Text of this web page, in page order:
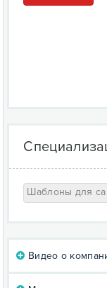
Шаблоны для
Видео о